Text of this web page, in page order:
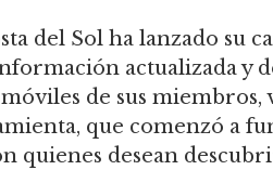
del Sol ha lanzado su
actualizada y
de sus miembros,
que comenzó a
quienes desean